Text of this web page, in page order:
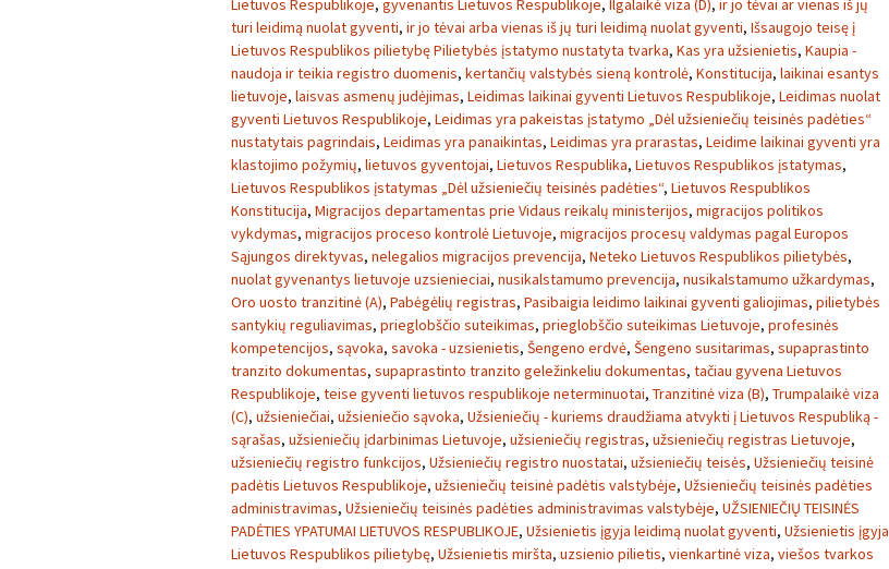
Lietuvos Respublikoje, gyvenantis Lietuvos Respublikoje, Ilgalaikė viza (D), ir jo tėvai ar vienas iš jų
turi leidimą nuolat gyventi, ir jo tėvai arba vienas iš jų turi leidimą nuolat gyventi, Išsaugojo teisę į
Lietuvos Respublikos pilietybę Pilietybės įstatymo nustatyta tvarka, Kas yra užsienietis, Kaupia -
naudoja ir teikia registro duomenis, kertančių valstybės sieną kontrolė, Konstitucija, laikinai esantys
lietuvoje, laisvas asmenų judėjimas, Leidimas laikinai gyventi Lietuvos Respublikoje, Leidimas nuolat
gyventi Lietuvos Respublikoje, Leidimas yra pakeistas įstatymo „Dėl užsieniečių teisinės padėties“
nustatytais pagrindais, Leidimas yra panaikintas, Leidimas yra prarastas, Leidime laikinai gyventi yra
klastojimo požymių, lietuvos gyventojai, Lietuvos Respublika, Lietuvos Respublikos įstatymas,
Lietuvos Respublikos įstatymas „Dėl užsieniečių teisinės padėties“, Lietuvos Respublikos
Konstitucija, Migracijos departamentas prie Vidaus reikalų ministerijos, migracijos politikos
vykdymas, migracijos proceso kontrolė Lietuvoje, migracijos procesų valdymas pagal Europos
Sąjungos direktyvas, nelegalios migracijos prevencija, Neteko Lietuvos Respublikos pilietybės,
nuolat gyvenantys lietuvoje uzsienieciai, nusikalstamumo prevencija, nusikalstamumo užkardymas,
Oro uosto tranzitinė (A), Pabėgėlių registras, Pasibaigia leidimo laikinai gyventi galiojimas, pilietybės
santykių reguliavimas, prieglobščio suteikimas, prieglobščio suteikimas Lietuvoje, profesinės
kompetencijos, sąvoka, savoka - uzsienietis, Šengeno erdvė, Šengeno susitarimas, supaprastinto
tranzito dokumentas, supaprastinto tranzito geležinkeliu dokumentas, tačiau gyvena Lietuvos
Respublikoje, teise gyventi lietuvos respublikoje neterminuotai, Tranzitinė viza (B), Trumpalaikė viza
(C), užsieniečiai, užsieniečio sąvoka, Užsieniečių - kuriems draudžiama atvykti į Lietuvos Respubliką -
sąrašas, užsieniečių įdarbinimas Lietuvoje, užsieniečių registras, užsieniečių registras Lietuvoje,
užsieniečių registro funkcijos, Užsieniečių registro nuostatai, užsieniečių teisės, Užsieniečių teisinė
padėtis Lietuvos Respublikoje, užsieniečių teisinė padėtis valstybėje, Užsieniečių teisinės padėties
administravimas, Užsieniečių teisinės padėties administravimas valstybėje, UŽSIENIEČIŲ TEISINĖS
PADĖTIES YPATUMAI LIETUVOS RESPUBLIKOJE, Užsienietis įgyja leidimą nuolat gyventi, Užsienietis įgyja
Lietuvos Respublikos pilietybę, Užsienietis miršta, uzsienio pilietis, vienkartinė viza, viešos tvarkos